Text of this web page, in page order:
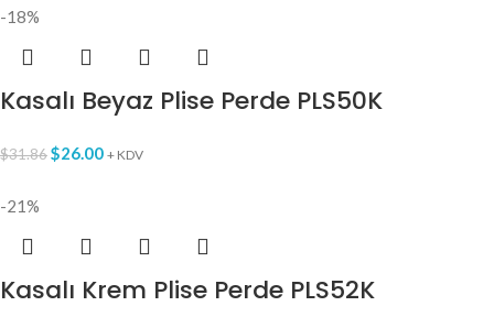
-18%
Kasalı Beyaz Plise Perde PLS50K
$31.86$26.00 + KDV
-21%
Kasalı Krem Plise Perde PLS52K